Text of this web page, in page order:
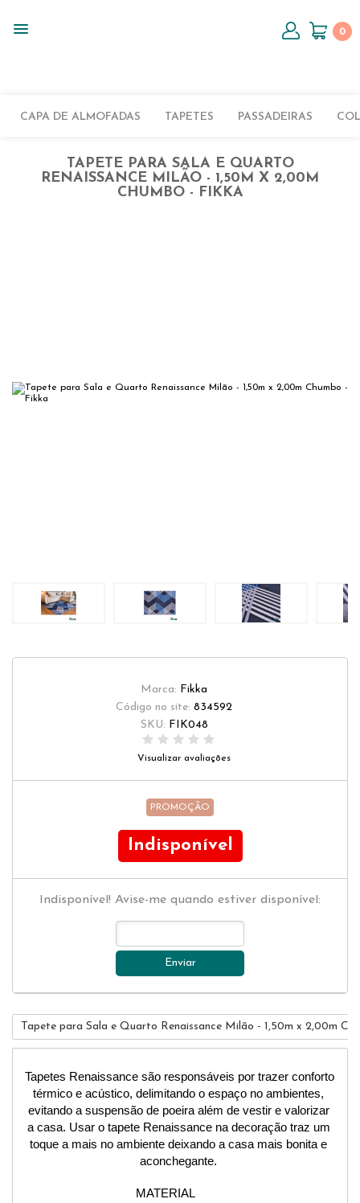
0
CAPA DE ALMOFADAS TAPETES PASSADEIRAS
TAPETE PARA SALA E QUARTO
RENAISSANCE MILÃO - 1,50M X 2,00M
CHUMBO - FIKKA
Marca: Fikka
Código no site: 834592
SKU: FIK048
Visualizar avaliações
PROMOÇÃO
Indisponível
Indisponível! Avise-me quando estiver disponível:
Enviar
Tapete para Sala e Quarto Renaissance Milão - 1,50m x 2,00m
Tapetes Renaissance são responsáveis por trazer conforto
térmico e acústico, delimitando o espaço no ambientes,
evitando a suspensão de poeira além de vestir e valorizar
a casa. Usar o tapete Renaissance na decoração traz um
toque a mais no ambiente deixando a casa mais bonita e
aconchegante.
MATERIAL